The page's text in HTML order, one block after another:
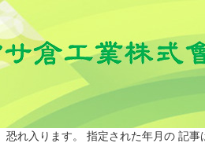
恐れ入ります。 指定された年月の 記事